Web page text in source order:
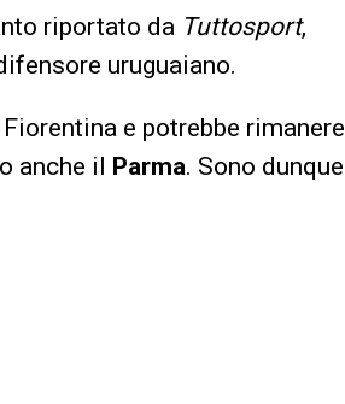
riportato da Tuttosport,
uruguaiano.
e potrebbe rimanere
anche il Parma. Sono dunque